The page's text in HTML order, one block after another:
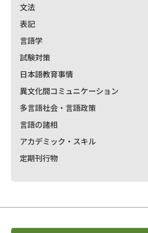
文法
表記
言語学
試験対策
日本語教育事情
異文化間コミュニケーション
多言語社会・言語政策
言語の諸相
アカデミック・スキル
定期刊行物